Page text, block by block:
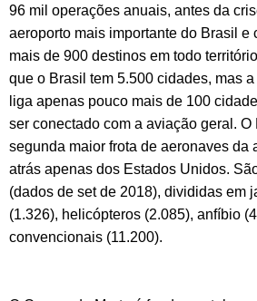
96 mil operações anuais, antes da
aeroporto mais importante do Brasil e
mais de 900 destinos em todo
que o Brasil tem 5.500 cidades, mas
liga apenas pouco mais de 100
ser conectado com a aviação geral. O
segunda maior frota de aeronaves da
atrás apenas dos Estados Unidos.
(dados de set de 2018), divididas em
(1.326), helicópteros (2.085), anfíbio
convencionais (11.200).